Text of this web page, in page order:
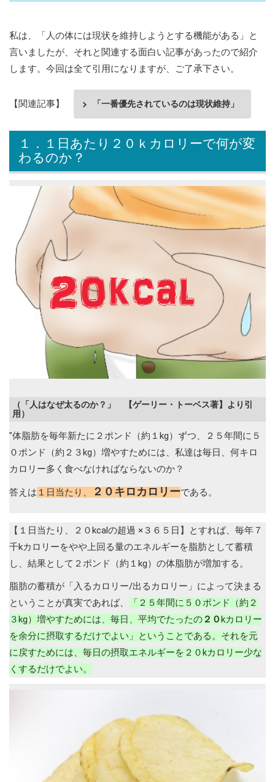
私は、「人の体には現状を維持しようとする機能がある 」と
言いましたが、それと関連する面白い記事があったので紹介
します。今回は全て引用になりますが、ご了承下さい。
【関連記事】 「一番優先されているのは現状維持」
１．１日あたり２０ｋカロリーで何が変
わるのか？
（「人はなぜ太るのか？」 【ゲーリー・トーベス著】より引
用）
"体脂肪を毎年新たに２ポンド（約１kg）ずつ、２５年間に５
０ポンド（約２３kg）増やすためには、私達は毎日、何キロ
カロリー多く食べなければならないのか？
答えは １日当たり、 ２０キロカロリーである。
【１日当たり、２０kcalの超過 ×３６５日】とすれば、毎年７
千kカロリーをやや上回る量のエネルギーを脂肪として蓄積
し、結果として２ポンド（約１kg）の体脂肪が増加する。
脂肪の蓄積が「入るカロリー/出るカロリー」によって決まる
ということが真実であれば、
「２５年間に５０ポンド（約２
３kg）増やすためには、毎日、平均でたったの２０ kカロリー
を余分に摂取するだけでよい」ということである。それを元
に戻すためには、毎日の摂取エネルギーを２０kカロリー少な
くするだけでよい。